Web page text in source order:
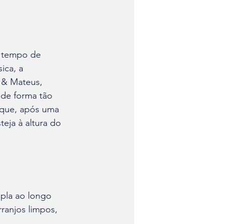
de
a
Mateus,
forma tão
após uma
à altura do
ao longo
limpos,